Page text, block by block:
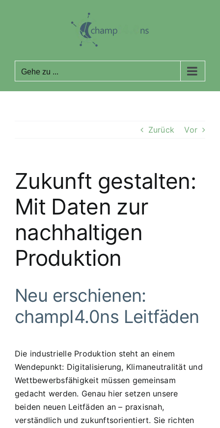
Gehe zu ...
Zurück Vor
Zukunft gestalten:
Mit Daten zur
nachhaltigen
Produktion
Neu erschienen:
champI4.0ns Leitfäden
Die industrielle Produktion steht an einem
Wendepunkt: Digitalisierung, Klimaneutralität und
Wettbewerbsfähigkeit müssen gemeinsam
gedacht werden. Genau hier setzen unsere
beiden neuen Leitfäden an – praxisnah,
verständlich und zukunftsorientiert. Sie richten